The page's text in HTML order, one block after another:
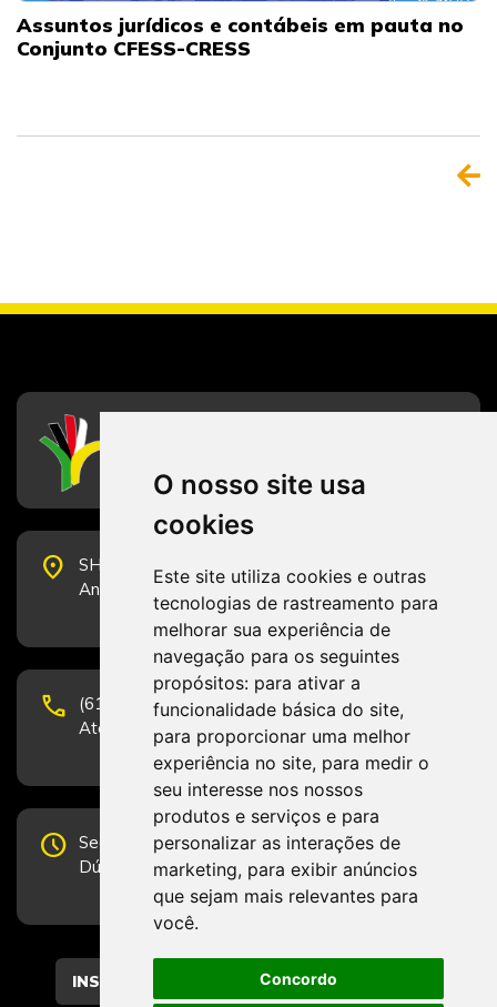
O nosso site usa
cookies
Este site utiliza cookies e outras
tecnologias de rastreamento para
melhorar sua experiência de
navegação para os seguintes
propósitos: para ativar a
funcionalidade básica do site,
para proporcionar uma melhor
experiência no site, para medir o
seu interesse nos nossos
produtos e serviços e para
personalizar as interações de
marketing, para exibir anúncios
que sejam mais relevantes para
você.
Concordo
Assuntos jurídicos e contábeis em pauta no
Conjunto CFESS-CRESS
place
SHS Quadra 6, Bloco E, Complexo Brasil 21, 20º
Andar, Sala 2001 - CEP 70322-915 - Brasília/DF
phone
(61) 3223-1652 e (61) 98131-3801.
Atendimento por telefone em horário comercial
schedule Segunda-feira a Sexta-feira de 12h às 19h.
Dúvidas e sugestões pelo Fale Conosco.